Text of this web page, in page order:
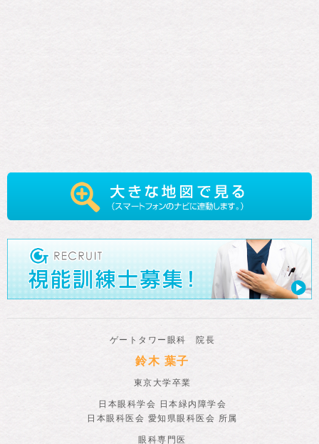
ゲートタワー眼科 院長
鈴木 葉子
東京大学卒業
日本眼科学会 日本緑内障学会
日本眼科医会 愛知県眼科医会 所属
眼科専門医